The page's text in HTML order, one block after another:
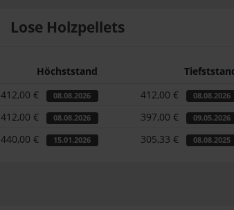
Lose Holzpellets
Höchststand
412,00 € 08.08.2026 412,00 € 08.08.2026
412,00 € 08.08.2026 397,00 € 09.05.2026
440,00 € 15.01.2026 305,33 € 08.08.2025